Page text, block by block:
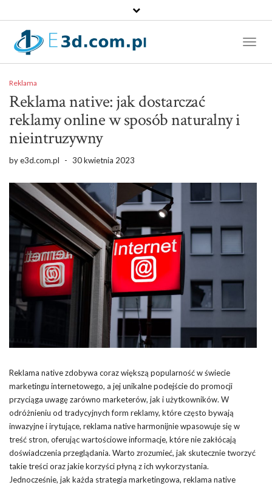
Reklama
Reklama native: jak dostarczać
reklamy online w sposób naturalny i
nieintruzywny
bye3d.com.pl - 30 kwietnia 2023
Reklama native zdobywa coraz większą popularność w świecie
marketingu internetowego, a jej unikalne podejście do promocji
przyciąga uwagę zarówno marketerów, jak i użytkowników. W
odróżnieniu od tradycyjnych form reklamy, które często bywają
inwazyjne i irytujące, reklama native harmonijnie wpasowuje się w
treść stron, oferując wartościowe informacje, które nie zakłócają
doświadczenia przeglądania. Warto zrozumieć, jak skutecznie tworzyć
takie treści oraz jakie korzyści płyną z ich wykorzystania.
Jednocześnie, jak każda strategia marketingowa, reklama native